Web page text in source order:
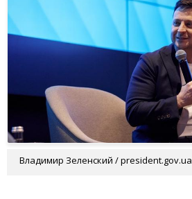
Владимир Зеленский / president.gov.ua